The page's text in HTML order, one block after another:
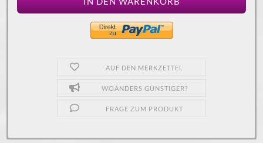
AUF DEN MERKZETTEL
WOANDERS GÜNSTIGER?
FRAGE ZUM PRODUKT